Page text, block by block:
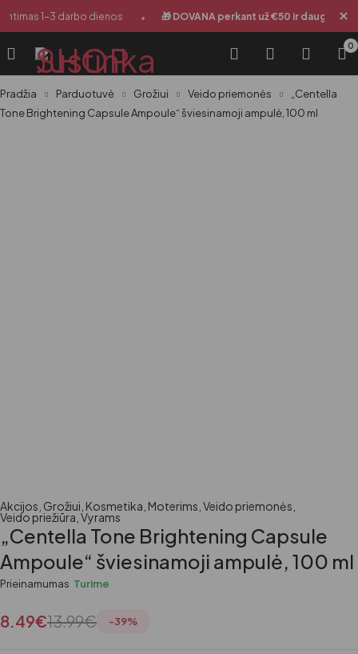
1-3 darbo dienos 🎁 DOVANA perkant už €50 ir daugiau
0
Pradžia Parduotuvė Grožiui Veido priemonės
„Centella
Tone Brightening Capsule Ampoule“ šviesinamoji ampulė, 100 ml
Akcijos Grožiui Kosmetika Moterims Veido priemonės
Veido priežiūra Vyrams
„Centella Tone Brightening Capsule
Ampoule“ šviesinamoji ampulė, 100 ml
Prieinamumas Turime
13.99€
8.49€ -39%